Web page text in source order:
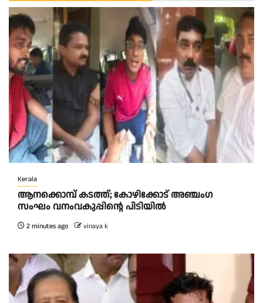
Kerala
ആനക്കൊമ്പ് കടത്ത്; കോഴിക്കോട് അഞ്ചംഗ
സംഘം വനംവകുപ്പിന്റെ പിടിയിൽ
2 minutes ago vinaya k